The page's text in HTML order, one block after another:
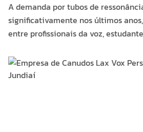
A demanda por tubos de
significativamente nos últimos
entre profissionais da voz,